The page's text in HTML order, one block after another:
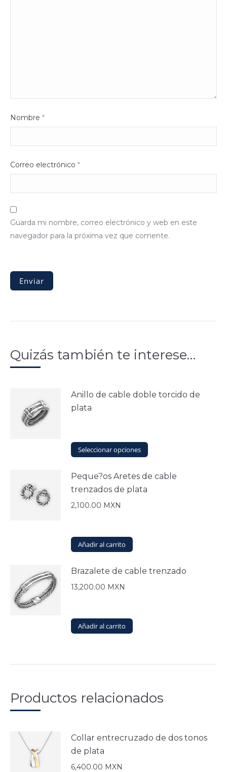
Nombre *
Correo electrónico *
Guarda mi nombre, correo electrónico y web en este
navegador para la próxima vez que comente.
Quizás también te interese…
Anillo de cable doble torcido de
plata
Seleccionar opciones
Este
producto
múltiples
página
Peque?os Aretes de cable
trenzados de plata
2,100.00 MXN
Añadir al carrito
Brazalete de cable trenzado
13,200.00 MXN
Añadir al carrito
Productos relacionados
Collar entrecruzado de dos tonos
de plata
6,400.00 MXN